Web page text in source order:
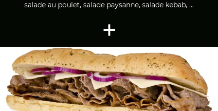
salade au poulet, salade paysanne, salade kebab, ...
+